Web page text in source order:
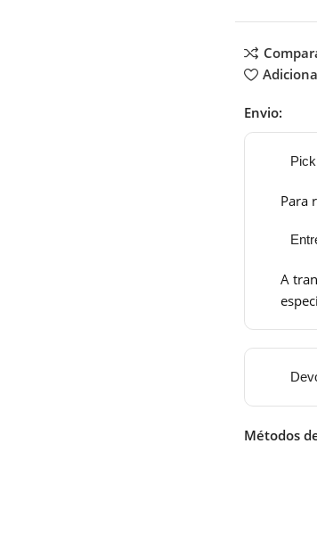
Envio:
Para
A
Métodos